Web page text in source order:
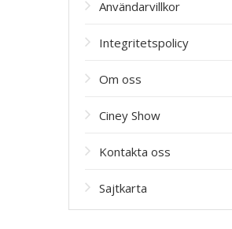
Användarvillkor
Integritetspolicy
Om oss
Ciney Show
Kontakta oss
Sajtkarta